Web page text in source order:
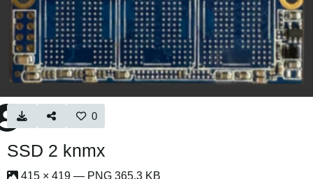
0
SSD 2 knmx
415 × 419 — PNG 365.3 KB